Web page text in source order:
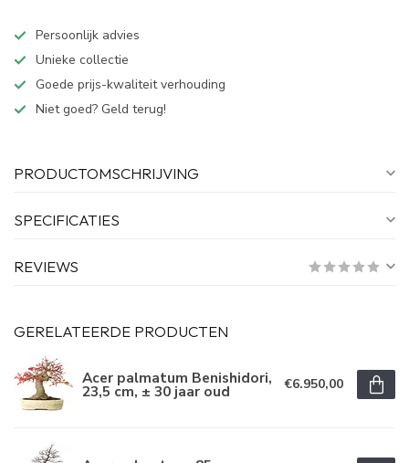
Persoonlijk advies
Unieke collectie
Goede prijs-kwaliteit verhouding
Niet goed? Geld terug!
PRODUCTOMSCHRIJVING
SPECIFICATIES
REVIEWS
GERELATEERDE PRODUCTEN
Acer palmatum Benishidori,
23,5 cm, ± 30 jaar oud €6.950,00